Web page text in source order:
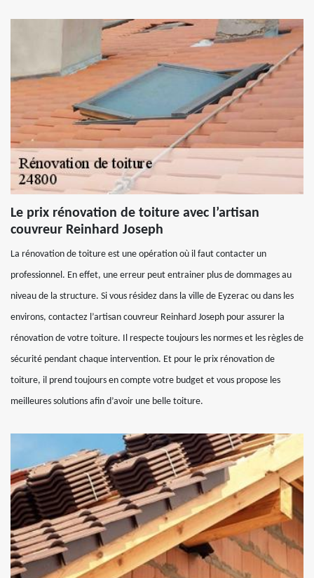
Le prix rénovation de toiture avec l’artisan
couvreur Reinhard Joseph
La rénovation de toiture est une opération où il faut contacter un
professionnel. En effet, une erreur peut entrainer plus de dommages au
niveau de la structure. Si vous résidez dans la ville de Eyzerac ou dans les
environs, contactez l’artisan couvreur Reinhard Joseph pour assurer la
rénovation de votre toiture. Il respecte toujours les normes et les règles de
sécurité pendant chaque intervention. Et pour le prix rénovation de
toiture, il prend toujours en compte votre budget et vous propose les
meilleures solutions afin d’avoir une belle toiture.